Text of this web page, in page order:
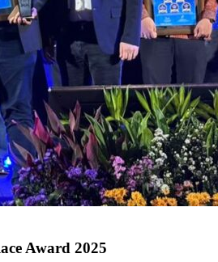
Award 2025